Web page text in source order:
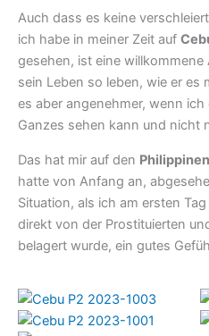
Auch dass es keine
ich habe in meiner Zeit auf
gesehen, ist eine
sein Leben so leben, wie er
es aber angenehmer, wenn
Ganzes sehen kann und nicht
Das hat mir auf den Philippinen
hatte von Anfang an,
Situation, als ich am ersten
direkt von der Prostituierten
belagert wurde, ein gutes